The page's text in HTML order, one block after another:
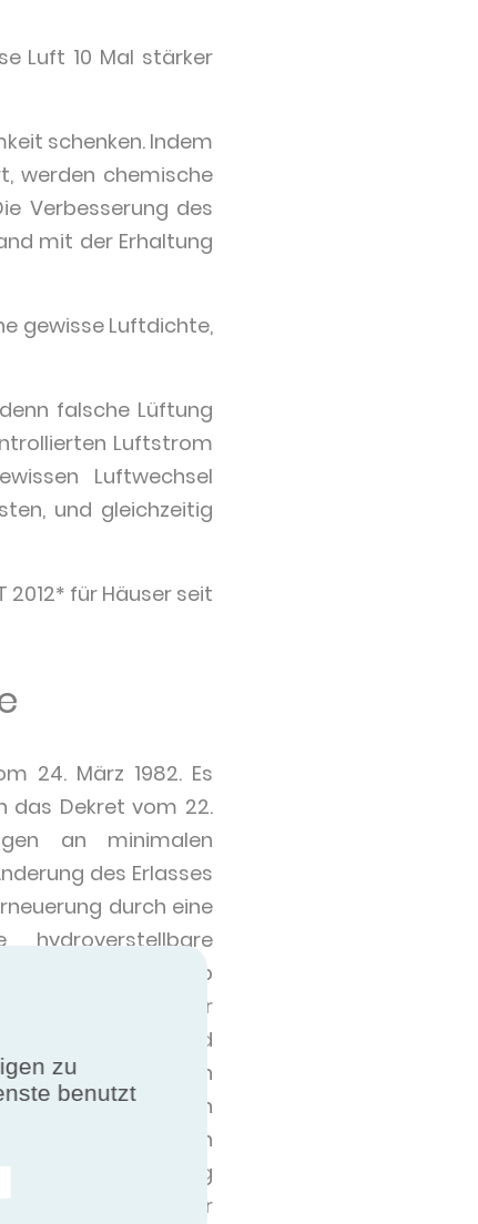
Luft 10 Mal stärker
schenken. Indem
werden chemische
Verbesserung des
mit der Erhaltung
gewisse Luftdichte,
falsche Lüftung
Luftstrom
Luftwechsel
und gleichzeitig
für Häuser seit
24. März 1982. Es
das Dekret vom 22.
an minimalen
des Erlasses
durch eine
und außerhalb
mit konstanter
und
wird dann
oder durch
eingesetzt, auch
und Vorwärmung
Bedürfnisse. Der
zu
benutzt